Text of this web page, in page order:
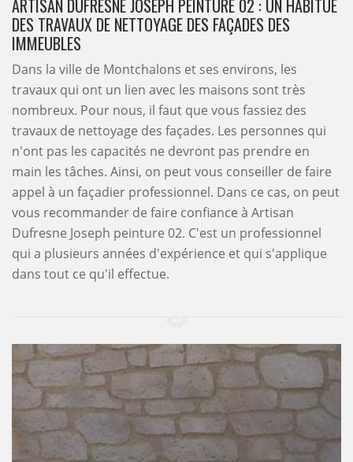
ARTISAN DUFRESNE JOSEPH PEINTURE 02 : UN HABITUÉ
DES TRAVAUX DE NETTOYAGE DES FAÇADES DES
IMMEUBLES
Dans la ville de Montchalons et ses environs, les
travaux qui ont un lien avec les maisons sont très
nombreux. Pour nous, il faut que vous fassiez des
travaux de nettoyage des façades. Les personnes qui
n'ont pas les capacités ne devront pas prendre en
main les tâches. Ainsi, on peut vous conseiller de faire
appel à un façadier professionnel. Dans ce cas, on peut
vous recommander de faire confiance à Artisan
Dufresne Joseph peinture 02. C'est un professionnel
qui a plusieurs années d'expérience et qui s'applique
dans tout ce qu'il effectue.